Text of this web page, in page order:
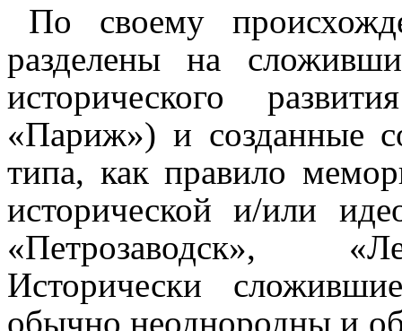
По своему
разделены на
исторического
«Париж») и созданные
типа, как правило
исторической и/или
«Петрозаводск»,
Исторически
обычно неоднородны и